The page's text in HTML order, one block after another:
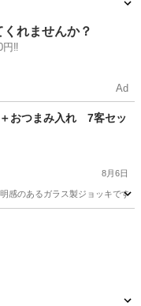
ズ
くれませんか？
円‼️
Ad
おつまみ入れ 7客セッ
8月6日
感のあるガラス製ジョッキです